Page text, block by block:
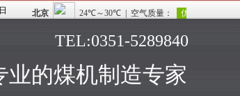
业的煤机制造专家
TEL:0351-5289840